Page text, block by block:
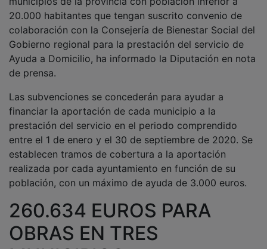
20.000 habitantes que tengan suscrito convenio de
colaboración con la Consejería de Bienestar Social del
Gobierno regional para la prestación del servicio de
Ayuda a Domicilio, ha informado la Diputación en nota
de prensa.
financiar la aportación de cada municipio a la
prestación del servicio en el periodo comprendido
entre el 1 de enero y el 30 de septiembre de 2020. Se
establecen tramos de cobertura a la aportación
realizada por cada ayuntamiento en función de su
población, con un máximo de ayuda de 3.000 euros.
260.634 EUROS PARA
OBRAS EN TRES